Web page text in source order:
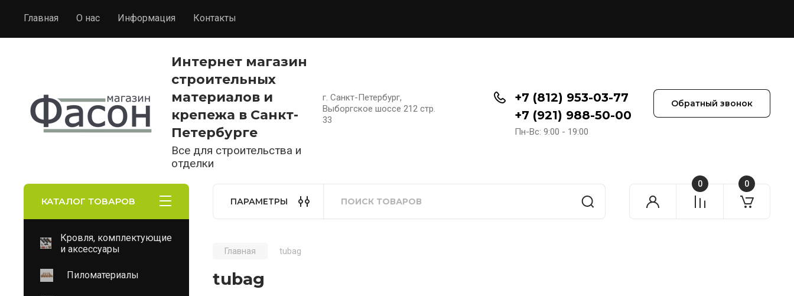
Главная О нас Информация Контакты
Интернет магазин
строительных
материалов и
крепежа в Санкт-
Петербурге
Все для строительства и
отделки
г. Санкт-Петербург,
Выборгское шоссе 212 стр.
33
+7 (812) 953-03-77
+7 (921) 988-50-00
Пн-Вс: 9:00 - 19:00
Обратный звонок
КАТАЛОГ ТОВАРОВ ПАРАМЕТРЫ
0 0
Кровля, комплектующие
и аксессуары
Пиломатериалы
Главная tubag
tubag